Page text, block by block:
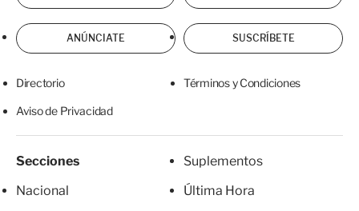
ANÚNCIATE SUSCRÍBETE
Directorio Términos y Condiciones
Aviso de Privacidad
Secciones
Nacional
Suplementos
Última Hora